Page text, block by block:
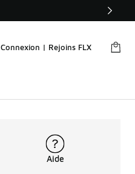
Connexion | Rejoins FLX
Aide